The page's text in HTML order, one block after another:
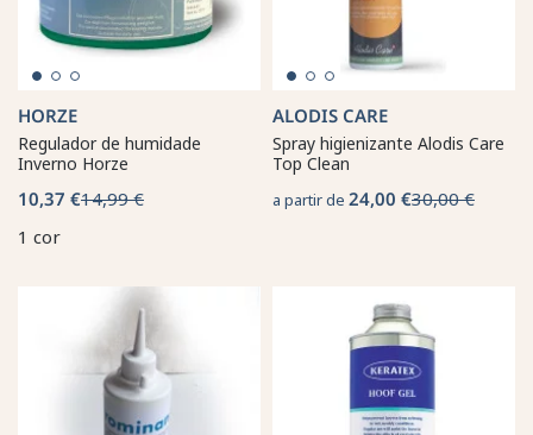
HORZE
Regulador de humidade
Inverno Horze
10,37 €14,99 €
1 cor
ALODIS CARE
Spray higienizante Alodis Care
Top Clean
a partir de 24,00 €30,00 €